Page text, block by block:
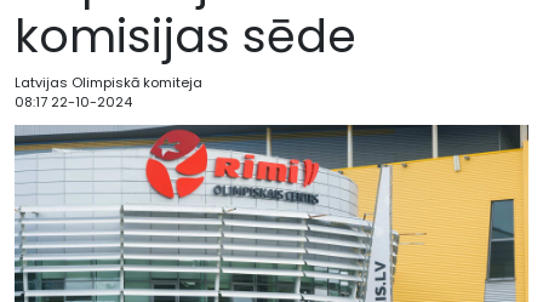
komisijas sēde
Latvijas Olimpiskā komiteja
08:17 22-10-2024